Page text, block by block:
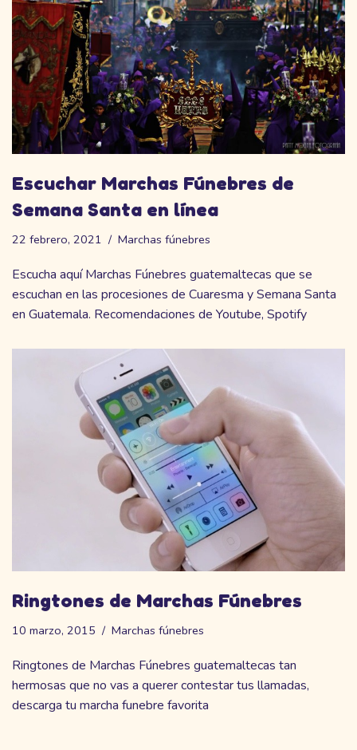
Escuchar Marchas Fúnebres de
Semana Santa en línea
22 febrero, 2021 Marchas fúnebres
Escucha aquí Marchas Fúnebres guatemaltecas que se
escuchan en las procesiones de Cuaresma y Semana Santa
en Guatemala. Recomendaciones de Youtube, Spotify
Ringtones de Marchas Fúnebres
10 marzo, 2015 Marchas fúnebres
Ringtones de Marchas Fúnebres guatemaltecas tan
hermosas que no vas a querer contestar tus llamadas,
descarga tu marcha funebre favorita